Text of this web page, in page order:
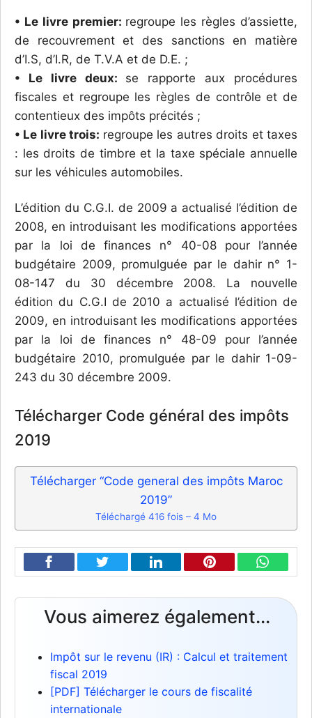
• Le livre premier: regroupe les règles d’assiette,
de recouvrement et des sanctions en matière
d’I.S, d’I.R, de T.V.A et de D.E. ;
• Le livre deux: se rapporte aux procédures
fiscales et regroupe les règles de contrôle et de
contentieux des impôts précités ;
• Le livre trois: regroupe les autres droits et taxes
: les droits de timbre et la taxe spéciale annuelle
sur les véhicules automobiles.
L’édition du C.G.I. de 2009 a actualisé l’édition de
2008, en introduisant les modifications apportées
par la loi de finances n° 40-08 pour l’année
budgétaire 2009, promulguée par le dahir n° 1-
08-147 du 30 décembre 2008. La nouvelle
édition du C.G.I de 2010 a actualisé l’édition de
2009, en introduisant les modifications apportées
par la loi de finances n° 48-09 pour l’année
budgétaire 2010, promulguée par le dahir 1-09-
243 du 30 décembre 2009.
Télécharger Code général des impôts
2019
Télécharger “Code general des impôts Maroc
2019”
Téléchargé 416 fois – 4 Mo
Vous aimerez également...
Impôt sur le revenu (IR) : Calcul et traitement
fiscal 2019
[PDF] Télécharger le cours de fiscalité
internationale